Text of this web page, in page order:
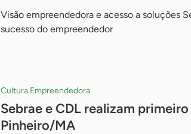
Visão empreendedora e acesso a soluções
sucesso do empreendedor
Cultura Empreendedora
Sebrae e CDL realizam
Pinheiro/MA